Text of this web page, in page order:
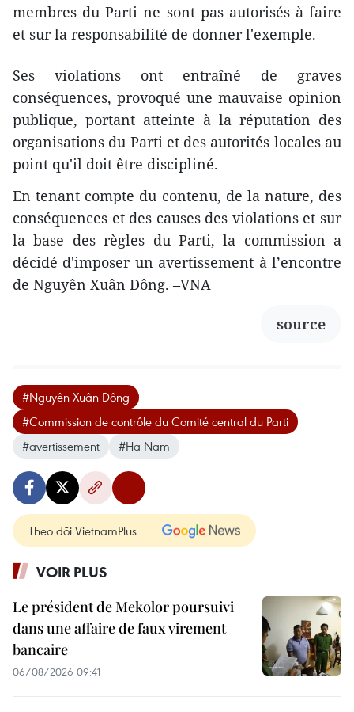
membres du Parti ne sont pas autorisés à faire
et sur la responsabilité de donner l'exemple.
Ses violations ont entraîné de graves
conséquences, provoqué une mauvaise opinion
publique, portant atteinte à la réputation des
organisations du Parti et des autorités locales au
point qu'il doit être discipliné.
En tenant compte du contenu, de la nature, des
conséquences et des causes des violations et sur
la base des règles du Parti, la commission a
décidé d'imposer un avertissement à l’encontre
de Nguyên Xuân Dông. –VNA
source
#Nguyên Xuân Dông
#Commission de contrôle du Comité central du Parti
#avertissement
#Ha Nam
Theo dõi VietnamPlus
VOIR PLUS
Le président de Mekolor poursuivi
dans une affaire de faux virement
bancaire
06/08/2026 09:41